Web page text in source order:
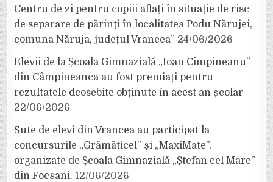
Centru de zi pentru copiii aflați în situație de risc
de separare de părinți în localitatea Podu Nărujei,
comuna Năruja, județul Vrancea” 24/06/2026
Elevii de la Școala Gimnazială „Ioan Cîmpineanu”
din Câmpineanca au fost premiați pentru
rezultatele deosebite obținute în acest an școlar
22/06/2026
Sute de elevi din Vrancea au participat la
concursurile „Grămăticel” și „MaxiMate”,
organizate de Școala Gimnazială „Ștefan cel Mare”
din Focșani. 12/06/2026